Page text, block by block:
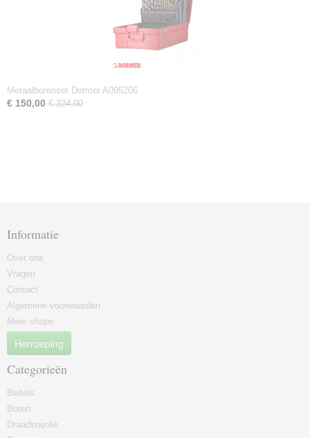
Metaalborenset Dormer A095206
€ 150,00 € 324,00
Informatie
Over ons
Vragen
Contact
Algemene voorwaarden
Meer shops
Herroeping
Categorieën
Beitels
Boren
Draadsnijolie